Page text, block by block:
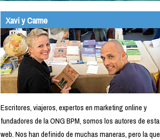
Xavi y Carme
Escritores, viajeros, expertos en marketing online y
fundadores de la ONG BPM, somos los autores de esta
web. Nos han definido de muchas maneras, pero la que